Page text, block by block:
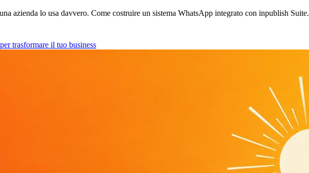
azienda lo usa davvero. Come costruire un sistema WhatsApp integrato con inpublish Suite.
trasformare il tuo business